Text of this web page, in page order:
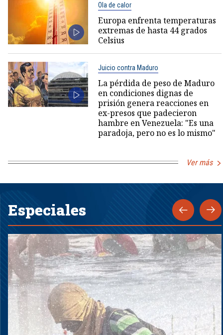
Ola de calor
Europa enfrenta temperaturas
extremas de hasta 44 grados
Celsius
Juicio contra Maduro
La pérdida de peso de Maduro
en condiciones dignas de
prisión genera reacciones en
ex-presos que padecieron
hambre en Venezuela: "Es una
paradoja, pero no es lo mismo"
Ver más
Especiales